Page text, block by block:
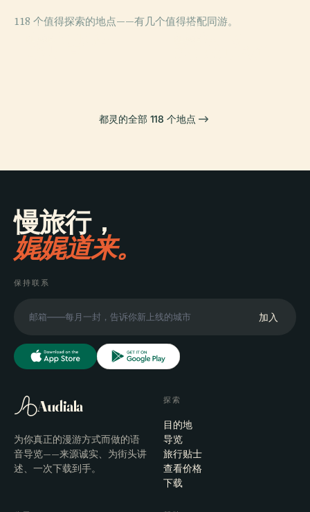
118 个值得探索的地点——有几个值得搭配同游。
PLACE PLACE
都灵的全部 118 个地点
慢旅行，
娓娓道来。
保持联系
加入
Audiala
为你真正的漫游方式而做的语
音导览——来源诚实、为街头讲
述、一次下载到手。
探索
目的地
导览
旅行贴士
查看价格
下载